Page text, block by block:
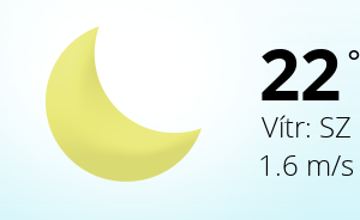
22
Vítr: SZ
1.6 m/s